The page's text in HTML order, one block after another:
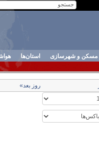
مسکن و شهرسازی استان‌ها
روز بعد»